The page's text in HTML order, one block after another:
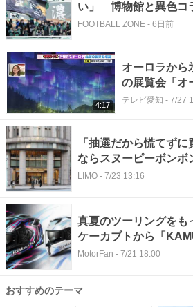
い」 博物館と異色コ
ーワンのデザイン」
FOOTBALL ZONE - 6日前
4:17
オーロラから
の展覧会「オ
り展」で味わ
テレビ愛知 - 7/27
「抽選だから慌てず
ならスヌーピーボンボ
枚セット2420円！「オ
LIMO - 7/23 13:16
真夏のツーリングをも
ケーカブトから「
ラフィック&#8221;ル
MotorFan - 7/21 18:00
おすすめのテーマ